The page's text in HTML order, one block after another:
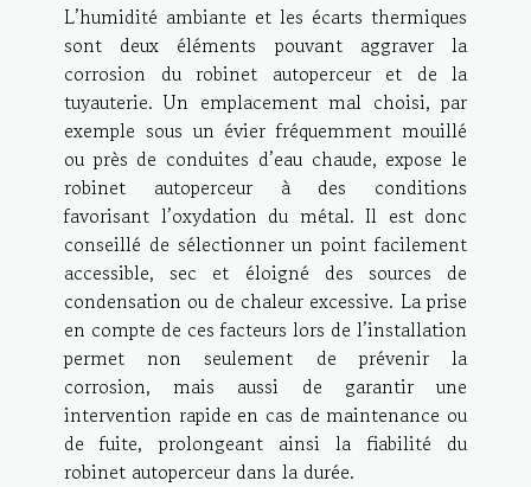
L’humidité ambiante et les écarts thermiques
sont deux éléments pouvant aggraver la
corrosion du robinet autoperceur et de la
tuyauterie. Un emplacement mal choisi, par
exemple sous un évier fréquemment mouillé
ou près de conduites d’eau chaude, expose le
robinet autoperceur à des conditions
favorisant l’oxydation du métal. Il est donc
conseillé de sélectionner un point facilement
accessible, sec et éloigné des sources de
condensation ou de chaleur excessive. La prise
en compte de ces facteurs lors de l’installation
permet non seulement de prévenir la
corrosion, mais aussi de garantir une
intervention rapide en cas de maintenance ou
de fuite, prolongeant ainsi la fiabilité du
robinet autoperceur dans la durée.